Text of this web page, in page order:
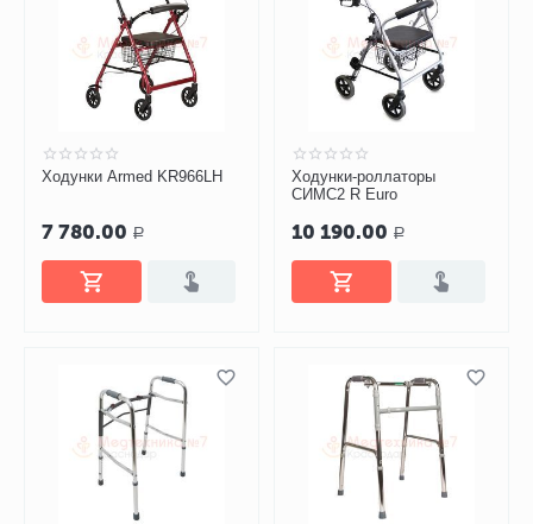
Ходунки Armed KR966LH
7 780.00 Р
Ходунки-роллаторы
СИМС2 R Euro
10 190.00 Р